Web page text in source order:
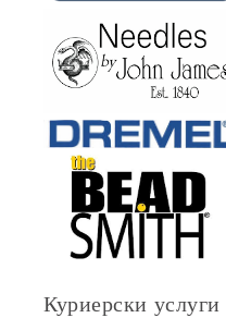
Куриерски услуги